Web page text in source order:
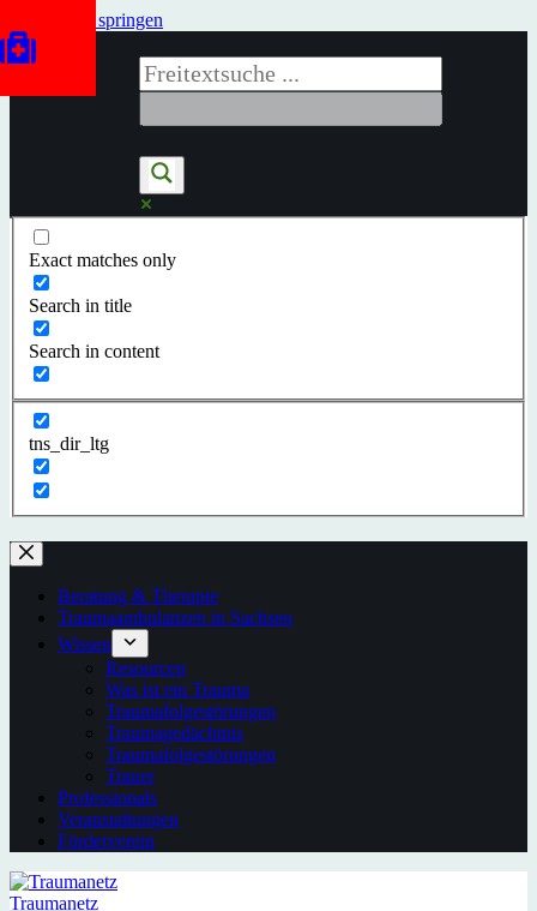
Zum Inhalt springen
Exact matches only
Search in title
Search in content
tns_dir_ltg
Beratung & Therapie
Traumaambulanzen in Sachsen
Wissen
Resourcen
Was ist ein Trauma
Traumafolgestörungen
Traumagedächtnis
Traumafolgestörungen
Trauer
Professionals
Veranstaltungen
Förderverein
Traumanetz